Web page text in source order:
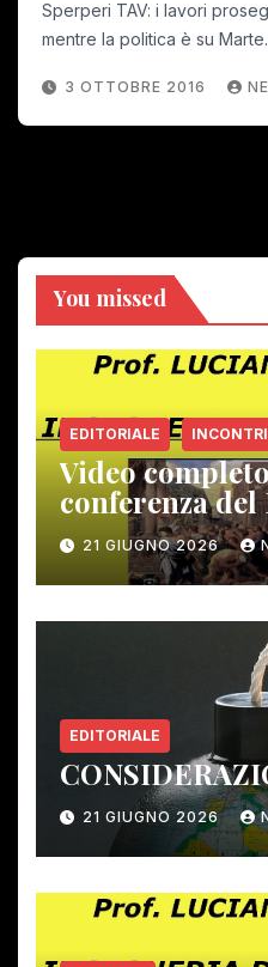
Sperperi TAV: i lavori
mentre la politica è su
3 OTTOBRE 2016
You missed
EDITORIALE INCONTRI
Video
conferenza
12 giugno
21 GIUGNO 2026
EDITORIALE
21 GIUGNO 2026